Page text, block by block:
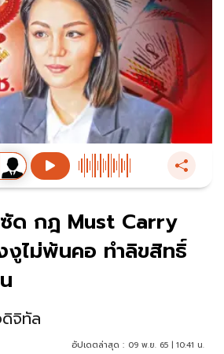
ซัด กฎ Must Carry
งูไม่พ้นคอ ทำลิขสิทธิ์
จิทัล
อัปเดตล่าสุด : 09 พ.ย. 65 | 10:41 น.